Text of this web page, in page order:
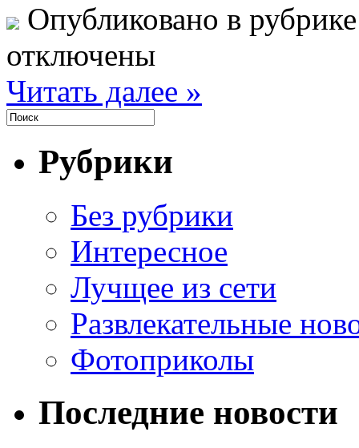
Опубликовано в
отключены
Читать далее »
Рубрики
Без рубрики
Интересное
Лучщее из сети
Развлекательные
Фотоприколы
Последние новости